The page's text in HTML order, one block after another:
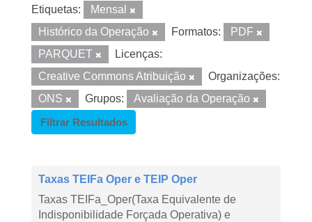
Etiquetas:
Mensal
Histórico da Operação
Formatos:
PDF
PARQUET
Licenças:
Creative Commons Atribuição
Organizações:
ONS
Grupos:
Avaliação da Operação
Filtrar Resultados
Taxas TEIFa Oper e TEIP Oper
Taxas TEIFa_Oper(Taxa Equivalente de
Indisponibilidade Forçada Operativa) e